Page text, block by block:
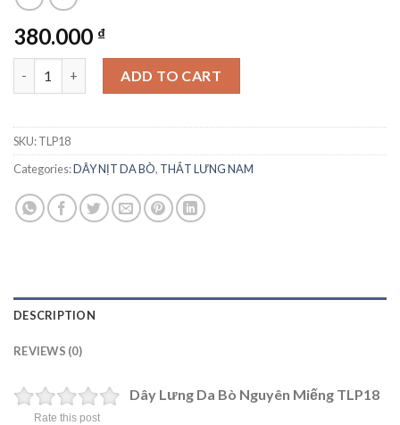
380.000 ₫
ADD TO CART
SKU:TLP18
Categories:DÂY NỊT DA BÒ, THẮT LƯNG NAM
DESCRIPTION
REVIEWS (0)
Rate this post
Dây Lưng Da Bò Nguyên Miếng TLP18